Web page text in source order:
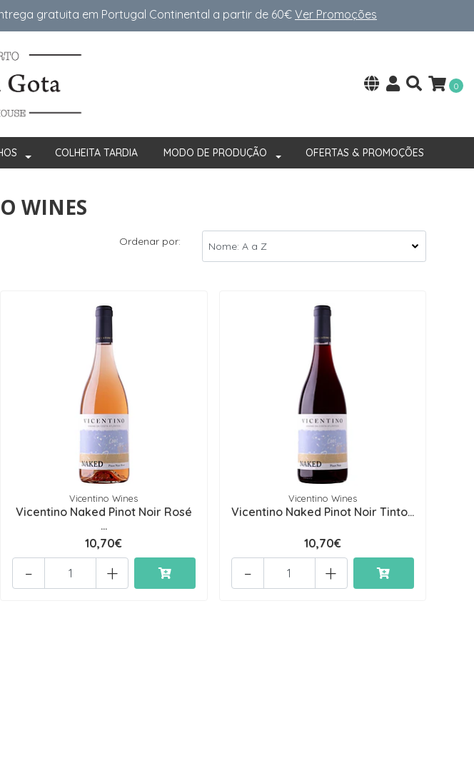
gratuita em Portugal Continental a partir de 60€Ver Promoções
0
COLHEITA TARDIA MODO DE PRODUÇÃO OFERTAS & PROMOÇÕES
WINES
Ordenar por:
Vicentino Wines
Vicentino Naked Pinot Noir Rosé
...
10,70€
+
-
Vicentino Wines
Vicentino Naked Pinot Noir Tinto...
10,70€
+
-